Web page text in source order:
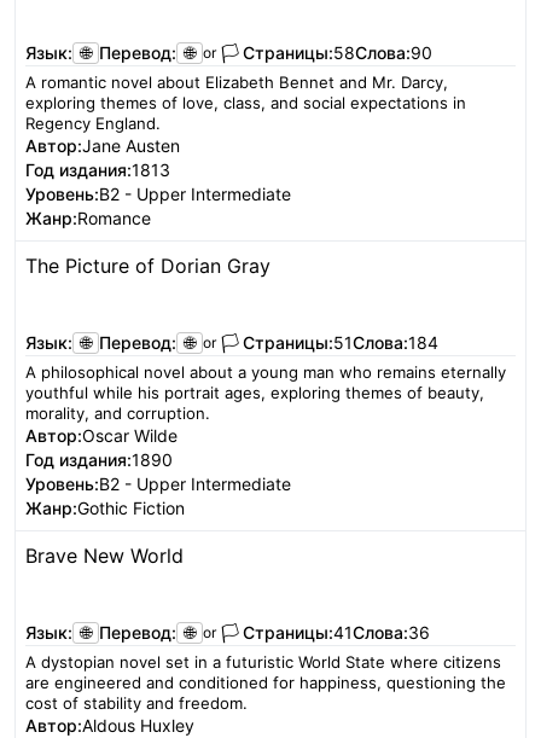
Язык: 🌐 Перевод: 🌐 or 🏳️ Страницы:58Слова:90
A romantic novel about Elizabeth Bennet and Mr. Darcy,
exploring themes of love, class, and social expectations in
Regency England.
Автор:Jane Austen
Год издания:1813
Уровень:B2 - Upper Intermediate
Жанр:Romance
The Picture of Dorian Gray
Язык: 🌐 Перевод: 🌐 or 🏳️ Страницы:51Слова:184
A philosophical novel about a young man who remains eternally
youthful while his portrait ages, exploring themes of beauty,
morality, and corruption.
Автор:Oscar Wilde
Год издания:1890
Уровень:B2 - Upper Intermediate
Жанр:Gothic Fiction
Brave New World
Язык: 🌐 Перевод: 🌐 or 🏳️ Страницы:41Слова:36
A dystopian novel set in a futuristic World State where citizens
are engineered and conditioned for happiness, questioning the
cost of stability and freedom.
Автор:Aldous Huxley